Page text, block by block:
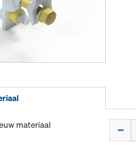
materiaal